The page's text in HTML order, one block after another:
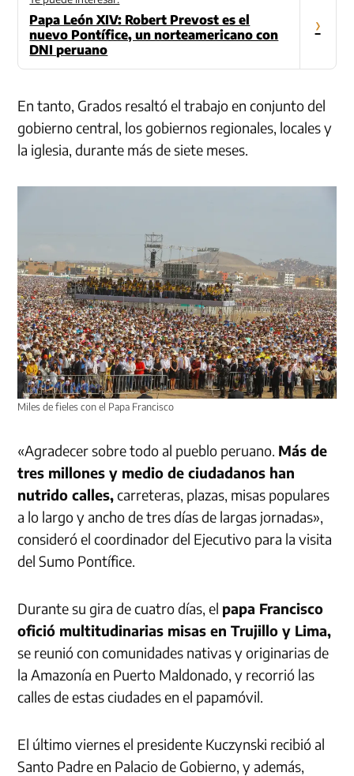
Papa León XIV: Robert Prevost es el
nuevo Pontífice, un norteamericano con
DNI peruano
›
En tanto, Grados resaltó el trabajo en conjunto del
gobierno central, los gobiernos regionales, locales y
la iglesia, durante más de siete meses.
Miles de fieles con el Papa Francisco
«Agradecer sobre todo al pueblo peruano. Más de
tres millones y medio de ciudadanos han
nutrido calles,carreteras, plazas, misas populares
a lo largo y ancho de tres días de largas jornadas»,
consideró el coordinador del Ejecutivo para la visita
del Sumo Pontífice.
Durante su gira de cuatro días, el papa Francisco
ofició multitudinarias misas en Trujillo y Lima,
se reunió con comunidades nativas y originarias de
la Amazonía en Puerto Maldonado, y recorrió las
calles de estas ciudades en el papamóvil.
El último viernes el presidente Kuczynski recibió al
Santo Padre en Palacio de Gobierno, y además,